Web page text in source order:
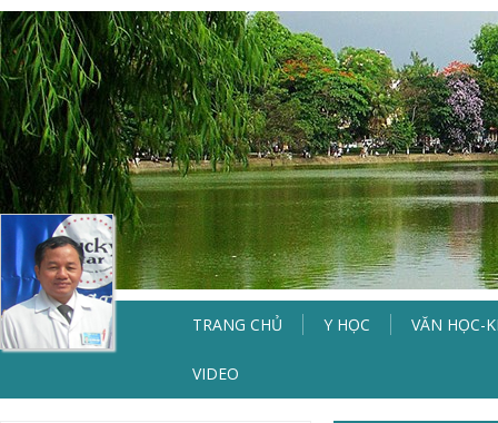
TRANG CHỦ Y HỌC VĂN HỌC-
VIDEO